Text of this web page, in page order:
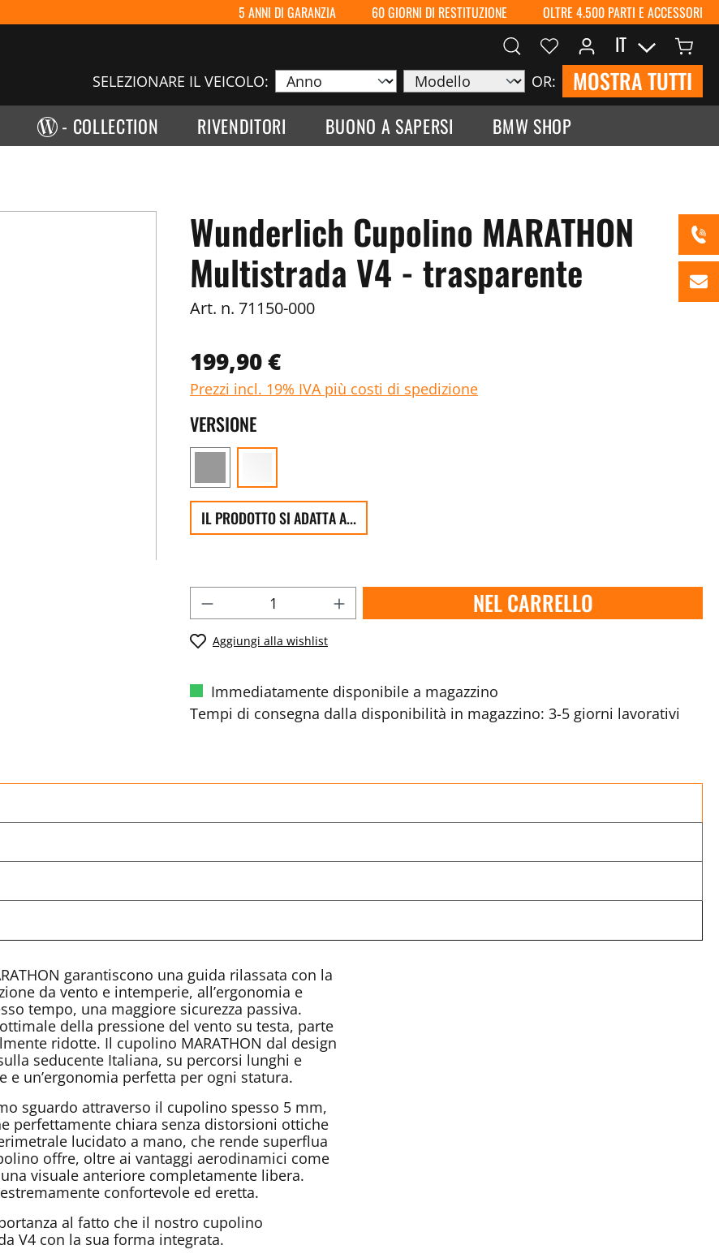
5 ANNI DI GARANZIA 60 GIORNI DI RESTITUZIONE OLTRE 4.500 PARTI E ACCESSORI
SELEZIONARE IL VEICOLO: OR: MOSTRA TUTTI
IT
- COLLECTION RIVENDITORI BUONO A SAPERSI BMW SHOP
Wunderlich Cupolino MARATHON
Multistrada V4 - trasparente
Art. n. 71150-000
199,90 €
Prezzi incl. 19% IVA più costi di spedizione
VERSIONE
IL PRODOTTO SI ADATTA A...
NEL CARRELLO
Aggiungi alla wishlist
Immediatamente disponibile a magazzino
Tempi di consegna dalla disponibilità in magazzino: 3-5 giorni lavorativi
garantiscono una guida rilassata con la
da vento e intemperie, all’ergonomia e
tempo, una maggiore sicurezza passiva.
della pressione del vento su testa, parte
ridotte. Il cupolino MARATHON dal design
seducente Italiana, su percorsi lunghi e
un’ergonomia perfetta per ogni statura.
sguardo attraverso il cupolino spesso 5 mm,
perfettamente chiara senza distorsioni ottiche
lucidato a mano, che rende superflua
offre, oltre ai vantaggi aerodinamici come
visuale anteriore completamente libera.
confortevole ed eretta.
al fatto che il nostro cupolino
V4 con la sua forma integrata.